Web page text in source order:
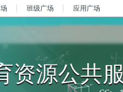
班级广场 应用广场
资源公共